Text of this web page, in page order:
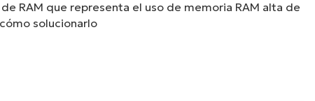
RUTA DEL PRODUCTO
UNA DEMO
UNA DEMO